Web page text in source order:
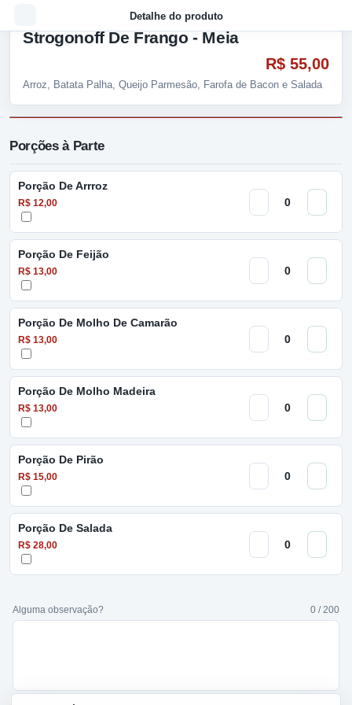
Detalhe do produto
Strogonoff De Frango - Meia
Arroz, Batata Palha, Queijo Parmesão, Farofa de Bacon e Salada
R$ 55,00
Porções à Parte
Porção De Arrroz
R$ 12,00
Porção De Feijão
R$ 13,00
Porção De Molho De Camarão
R$ 13,00
Porção De Molho Madeira
R$ 13,00
Porção De Pirão
R$ 15,00
Porção De Salada
R$ 28,00
Alguma observação? 0 / 200